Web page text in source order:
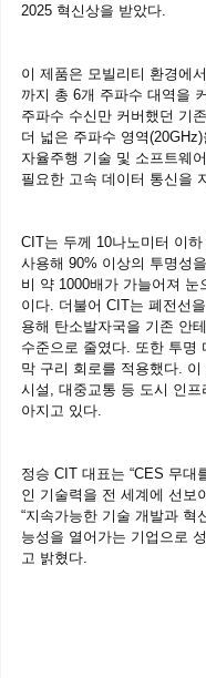
2025 혁신상을 받았다.
이 제품은 모빌리티 환경에
까지 총 6개 주파수 대역을
주파수 수신만 커버했던 기
더 넓은 주파수 영역
자율주행 기술 및 소프트웨
필요한 고속 데이터 통신을
CIT는 두께 10나노미터 이
사용해 90% 이상의 투명성
비 약 1000배가 가늘어져 눈
이다. 더불어 CIT는 폐전선
용해 탄소발자국을 기존 안
수준으로 줄였다. 또한 투명
막 구리 회로를 적용했다.
시설, 대중교통 등 도시 인프
아지고 있다.
정승 CIT 대표는 “CES 무대
인 기술력을 전 세계에 선보
“지속가능한 기술 개발과 혁
능성을 열어가는 기업으로
고 밝혔다.